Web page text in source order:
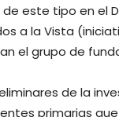
este tipo en el
a la Vista
el grupo de
de la
primarias